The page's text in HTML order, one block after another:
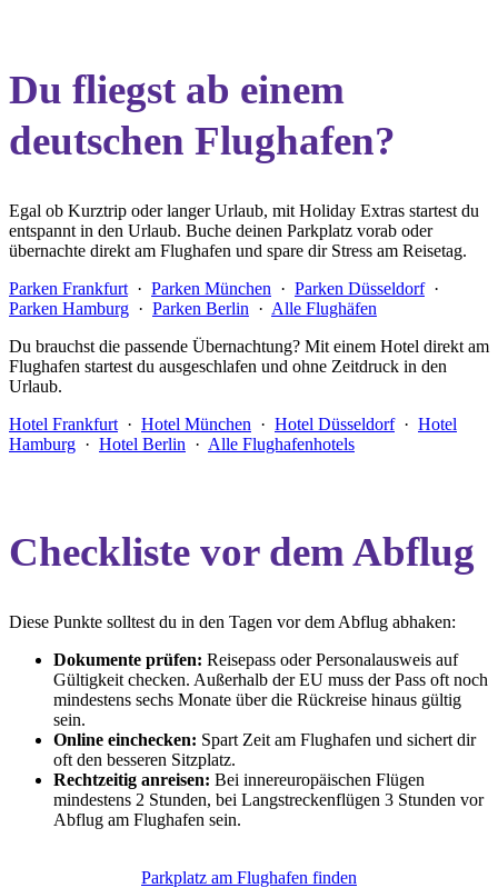
Du fliegst ab einem
deutschen Flughafen?
Egal ob Kurztrip oder langer Urlaub, mit Holiday Extras startest du
entspannt in den Urlaub. Buche deinen Parkplatz vorab oder
übernachte direkt am Flughafen und spare dir Stress am Reisetag.
Parken Frankfurt · Parken München · Parken Düsseldorf·
Parken Hamburg · Parken Berlin · Alle Flughäfen
Du brauchst die passende Übernachtung? Mit einem Hotel direkt am
Flughafen startest du ausgeschlafen und ohne Zeitdruck in den
Urlaub.
Hotel Frankfurt · Hotel München · Hotel Düsseldorf· Hotel
Hamburg · Hotel Berlin · Alle Flughafenhotels
Checkliste vor dem Abflug
Diese Punkte solltest du in den Tagen vor dem Abflug abhaken:
Dokumente prüfen: Reisepass oder Personalausweis auf
Gültigkeit checken. Außerhalb der EU muss der Pass oft noch
mindestens sechs Monate über die Rückreise hinaus gültig
sein.
Online einchecken: Spart Zeit am Flughafen und sichert dir
oft den besseren Sitzplatz.
Rechtzeitig anreisen: Bei innereuropäischen Flügen
mindestens 2 Stunden, bei Langstreckenflügen 3 Stunden vor
Abflug am Flughafen sein.
Parkplatz am Flughafen finden